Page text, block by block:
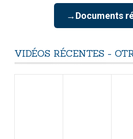
→Documents
VIDÉOS RÉCENTES -